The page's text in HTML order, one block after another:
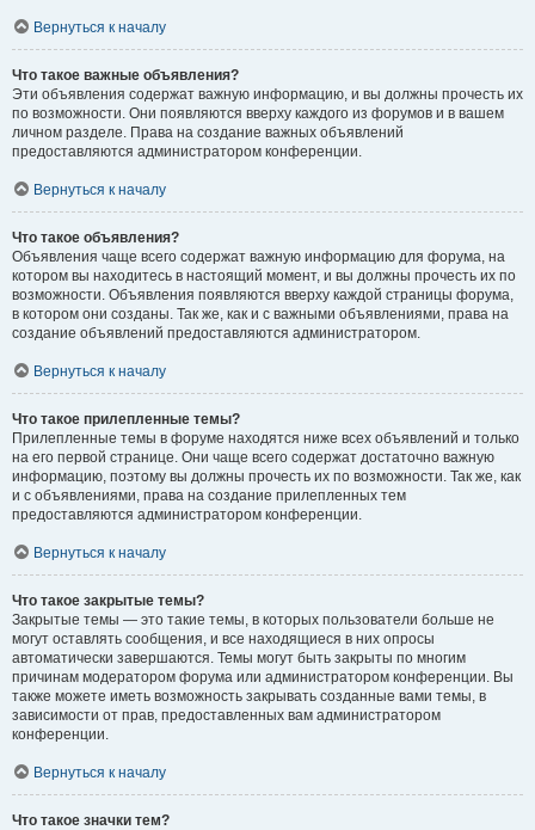
Вернуться к началу
Что такое важные объявления?
Эти объявления содержат важную информацию, и вы должны прочесть их
по возможности. Они появляются вверху каждого из форумов и в вашем
личном разделе. Права на создание важных объявлений
предоставляются администратором конференции.
Вернуться к началу
Что такое объявления?
Объявления чаще всего содержат важную информацию для форума, на
котором вы находитесь в настоящий момент, и вы должны прочесть их по
возможности. Объявления появляются вверху каждой страницы форума,
в котором они созданы. Так же, как и с важными объявлениями, права на
создание объявлений предоставляются администратором.
Вернуться к началу
Что такое прилепленные темы?
Прилепленные темы в форуме находятся ниже всех объявлений и только
на его первой странице. Они чаще всего содержат достаточно важную
информацию, поэтому вы должны прочесть их по возможности. Так же, как
и с объявлениями, права на создание прилепленных тем
предоставляются администратором конференции.
Вернуться к началу
Что такое закрытые темы?
Закрытые темы — это такие темы, в которых пользователи больше не
могут оставлять сообщения, и все находящиеся в них опросы
автоматически завершаются. Темы могут быть закрыты по многим
причинам модератором форума или администратором конференции. Вы
также можете иметь возможность закрывать созданные вами темы, в
зависимости от прав, предоставленных вам администратором
конференции.
Вернуться к началу
Что такое значки тем?